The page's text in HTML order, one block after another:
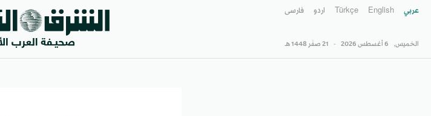
عربي English
Türkçe اردو فارسى
الخميس, 6 أغسطس 2026 - 21 صفَر 1448 هـ